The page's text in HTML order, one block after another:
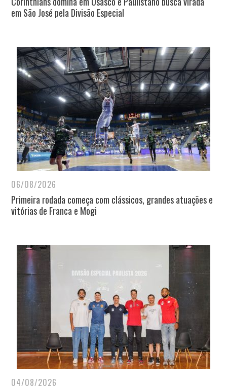
em São José pela Divisão Especial
06/08/2026
Primeira rodada começa com clássicos, grandes atuações e
vitórias de Franca e Mogi
04/08/2026